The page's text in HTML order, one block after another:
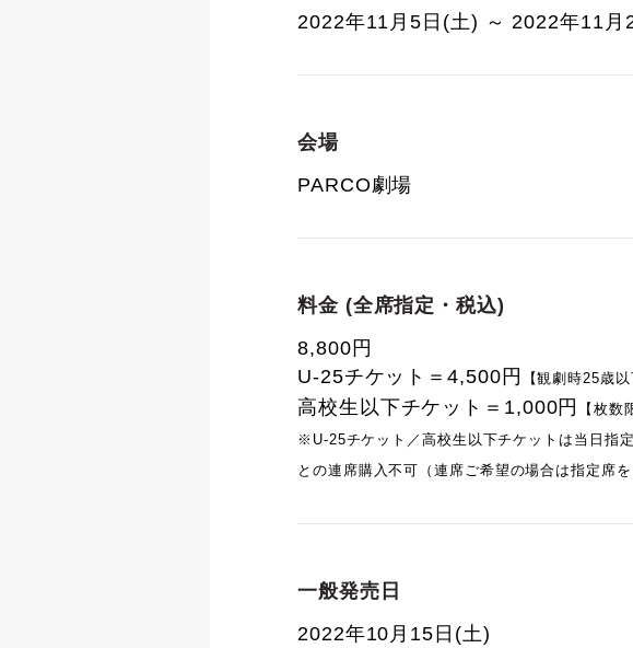
2022年11月5日(土) ～ 2022年11月
会場
PARCO劇場
料金 (全席指定・税込)
8,800円
U-25チケット＝4,500円
【観劇時25歳
高校生以下チケット＝1,000円
【枚
※U-25チケット／高校生以下チケットは当日指
との連席購入不可（連席ご希望の場合は指定席を
一般発売日
2022年10月15日(土)